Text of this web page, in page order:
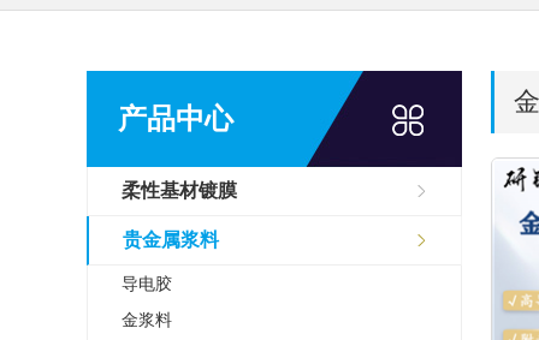
产品中心
柔性基材镀膜
贵金属浆料
导电胶
金浆料